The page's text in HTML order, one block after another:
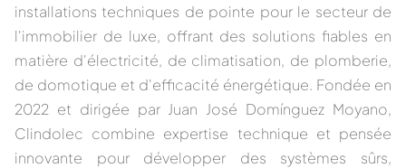
installations techniques de pointe pour le secteur de
l'immobilier de luxe, offrant des solutions fiables en
matière d'électricité, de climatisation, de plomberie,
de domotique et d'efficacité énergétique. Fondée en
2022 et dirigée par Juan José Domínguez Moyano,
Clindolec combine expertise technique et pensée
innovante pour développer des systèmes sûrs,